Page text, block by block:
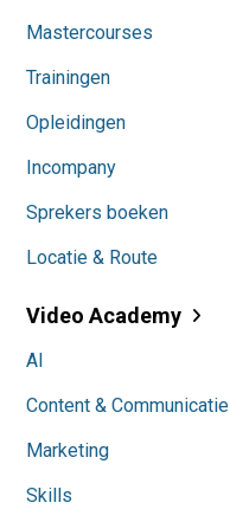
Mastercourses
Trainingen
Opleidingen
Incompany
Sprekers boeken
Locatie & Route
Video Academy
AI
Content & Communicatie
Marketing
Skills